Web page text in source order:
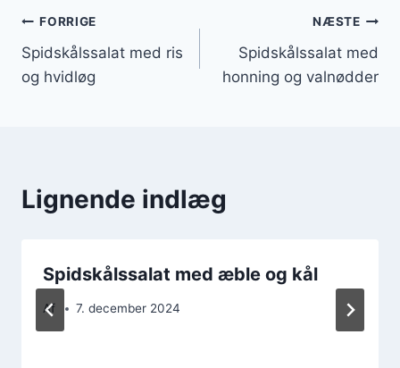
Indlægsnavigation
FORRIGE
Spidskålssalat med ris
og hvidløg
NÆSTE
Spidskålssalat med
honning og valnødder
Lignende indlæg
Spidskålssalat med æble og kål
Af 7. december 2024